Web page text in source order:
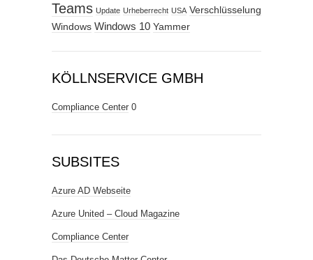
Teams Update Urheberrecht USA Verschlüsselung
Windows Windows 10 Yammer
KÖLLNSERVICE GMBH
Compliance Center 0
SUBSITES
Azure AD Webseite
Azure United – Cloud Magazine
Compliance Center